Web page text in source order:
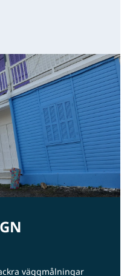
väggmålningar